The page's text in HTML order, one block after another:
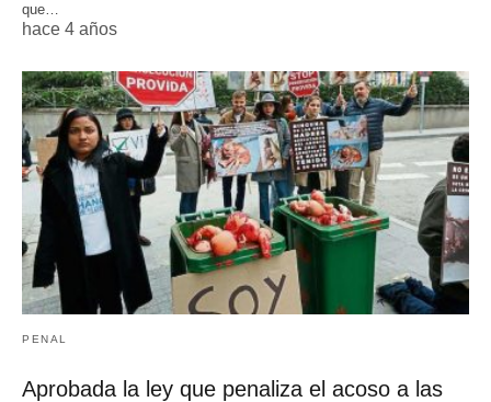
que…
hace 4 años
PENAL
Aprobada la ley que penaliza el acoso a las